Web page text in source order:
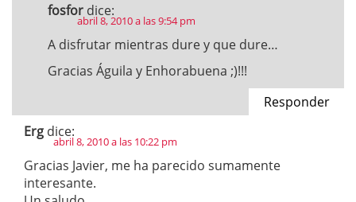
fosfor dice:
abril 8, 2010 a las 9:54 pm
A disfrutar mientras dure y que dure…
Gracias Águila y Enhorabuena ;)!!!
Responder
Erg dice:
abril 8, 2010 a las 10:22 pm
Gracias Javier, me ha parecido sumamente
interesante.